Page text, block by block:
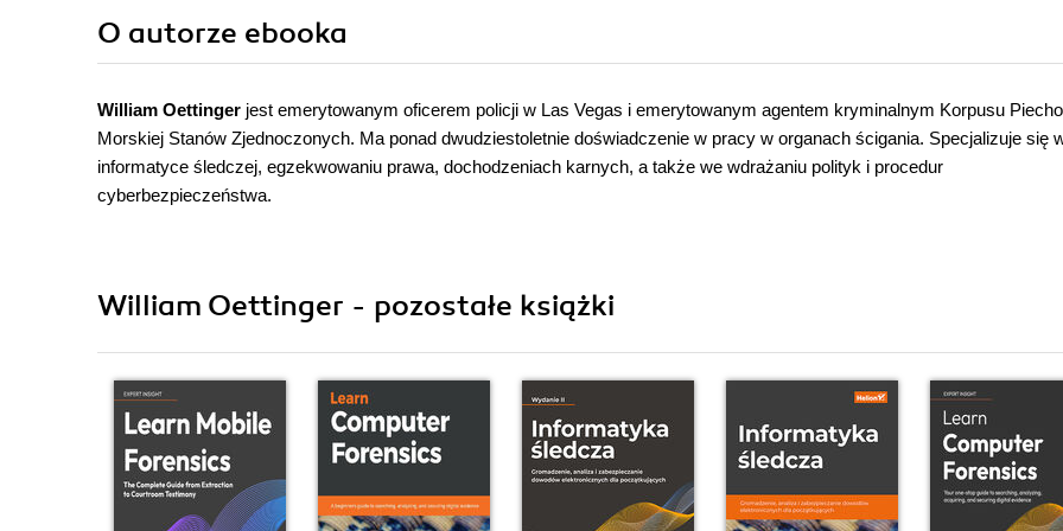
O autorze ebooka
William Oettinger jest emerytowanym oficerem policji w Las Vegas i emerytowanym agentem kryminalnym Korpusu
Morskiej Stanów Zjednoczonych. Ma ponad dwudziestoletnie doświadczenie w pracy w organach ścigania. Specjalizuje się
informatyce śledczej, egzekwowaniu prawa, dochodzeniach karnych, a także we wdrażaniu polityk i procedur
cyberbezpieczeństwa.
William Oettinger - pozostałe książki